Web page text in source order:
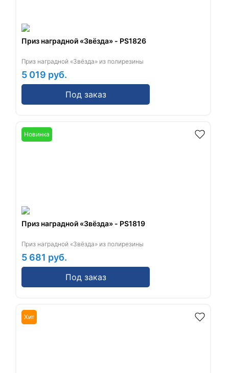
Приз наградной «Звёзда» - PS1826
Приз наградной «Звёзда» из полирезины
5 019 руб.
Под заказ
Новинка
Приз наградной «Звёзда» - PS1819
Приз наградной «Звёзда» из полирезины
5 681 руб.
Под заказ
Хит